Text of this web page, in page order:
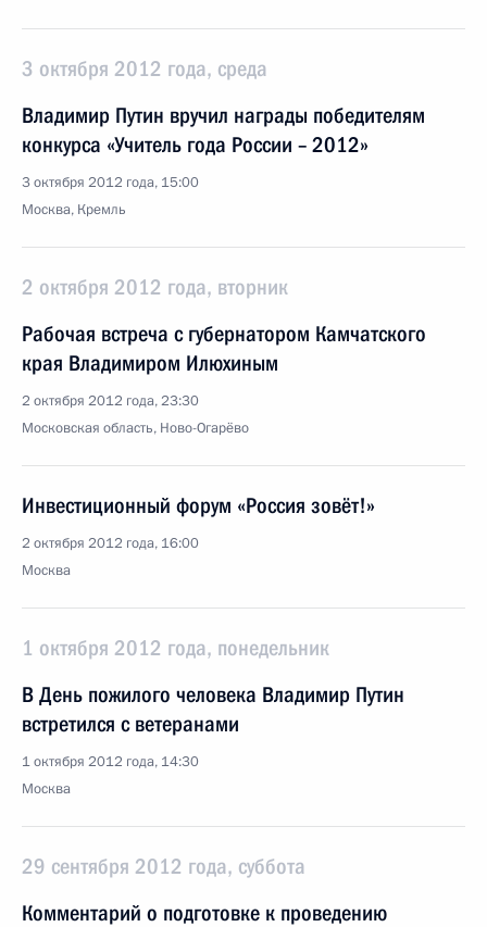
3 октября 2012 года, среда
Владимир Путин вручил награды победителям
конкурса «Учитель года России – 2012»
3 октября 2012 года, 15:00
Москва, Кремль
2 октября 2012 года, вторник
Рабочая встреча с губернатором Камчатского
края Владимиром Илюхиным
2 октября 2012 года, 23:30
Московская область, Ново-Огарёво
Инвестиционный форум «Россия зовёт!»
2 октября 2012 года, 16:00
Москва
1 октября 2012 года, понедельник
В День пожилого человека Владимир Путин
встретился с ветеранами
1 октября 2012 года, 14:30
Москва
29 сентября 2012 года, суббота
Комментарий о подготовке к проведению